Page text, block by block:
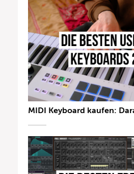
MIDI Keyboard kaufen: